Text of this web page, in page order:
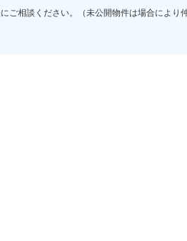
ご相談ください。（未公開物件は場合により